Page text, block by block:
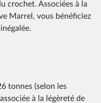
crochet. Associées à la
Marrel, vous bénéficiez
tonnes (selon les
à la légèreté de